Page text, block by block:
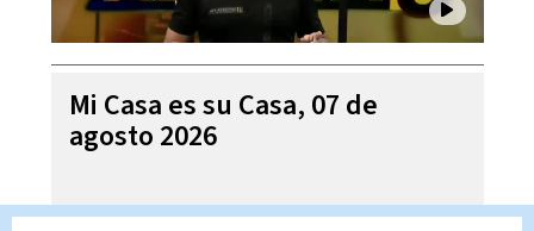
Mi Casa es su Casa, 07 de
agosto 2026